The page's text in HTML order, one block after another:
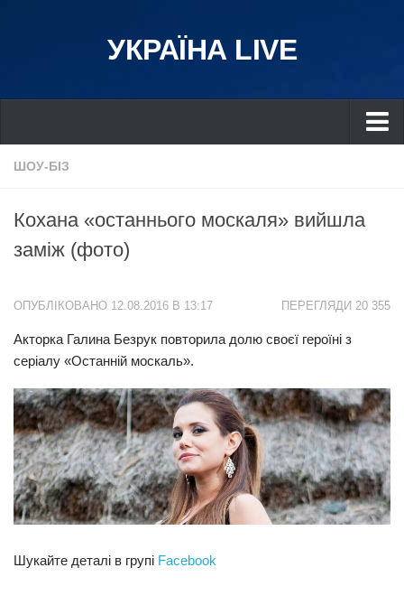
УКРАЇНА LIVE
Україна
Дніпро
Львів
Харків
Донбас
Одеса
Схід
Прикарпаття
Економіка
Політика
Світ
Цікаво
ШОУ-БІЗ
Кохана «останнього москаля» вийшла
заміж (фото)
ПЕРЕГЛЯДИ 20 355
ОПУБЛІКОВАНО 12.08.2016 В 13:17
Акторка Галина Безрук повторила долю своєї героїні з
серіалу «Останній москаль».
Шукайте деталі в групі Facebook